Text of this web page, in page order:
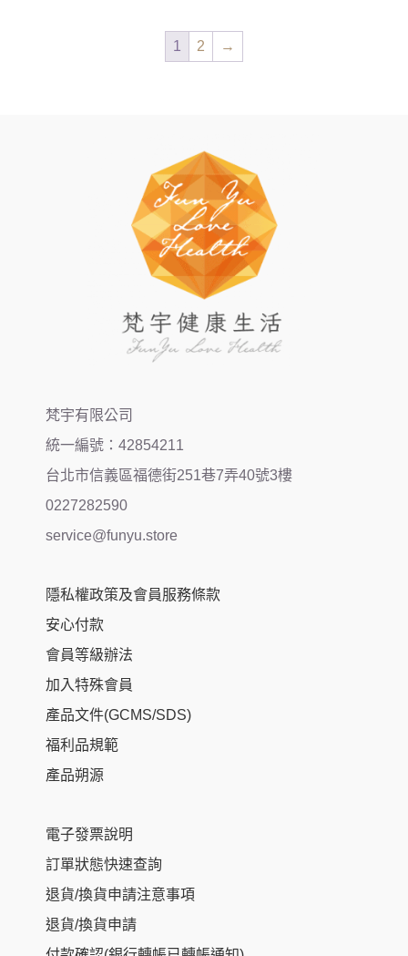
1 2 →
梵宇有限公司
統一編號：42854211
台北市信義區福德街251巷7弄40號3樓
0227282590
service@funyu.store
隱私權政策及會員服務條款
安心付款
會員等級辦法
加入特殊會員
產品文件(GCMS/SDS)
福利品規範
產品朔源
電子發票說明
訂單狀態快速查詢
退貨/換貨申請注意事項
退貨/換貨申請